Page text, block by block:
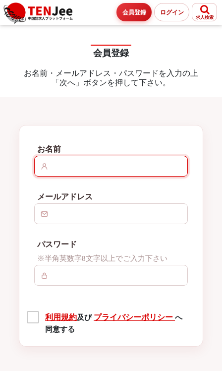
会員登録 ログイン
求人検索
会員登録
お名前・メールアドレス・パスワードを入力の上
「次へ」ボタンを押して下さい。
お名前
メールアドレス
パスワード
※半角英数字8文字以上でご入力下さい
利用規約及び プライバシーポリシーへ
同意する